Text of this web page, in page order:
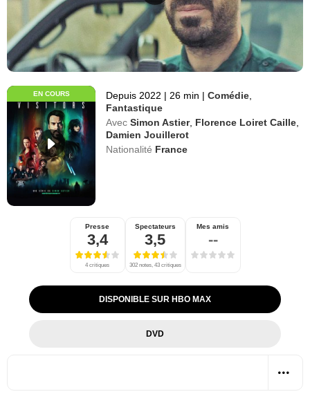
EN COURS Depuis 2022 | 26 min | Comédie
Fantastique
Avec Simon Astier, Florence Loiret Caille
Damien Jouillerot
Nationalité France
Presse
3,4
4 critiques
Spectateurs
3,5
302 notes, 43 critiques
Mes amis
--
DISPONIBLE SUR HBO MAX
DVD